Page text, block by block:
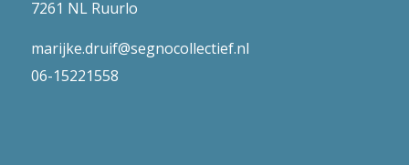
7261 NL Ruurlo
marijke.druif@segnocollectief.nl
06-15221558